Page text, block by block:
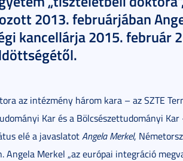
2013. februárjában
kancellárja 2015. február
az intézmény három kara – az SZTE
Kar és a Bölcsészettudományi
elé a javaslatotAngela Merkel,
Angela Merkel „az európai integráció